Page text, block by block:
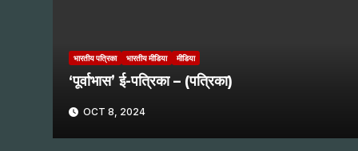
भारतीय पत्रिका भारतीय मीडिया मीडिया
‘पूर्वाभास’ ई-पत्रिका – (पत्रिका)
OCT 8, 2024